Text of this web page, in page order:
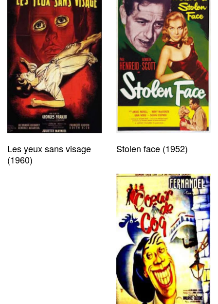
Les yeux sans visage
(1960)
Stolen face (1952)